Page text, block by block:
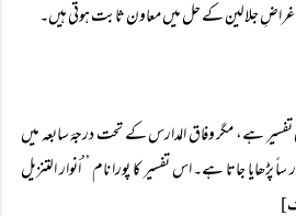
جلالین کے حل میں معاون ثابت ہوتی ہیں۔
ہے، مگر وفاق المدارس کے تحت درجۂ سابعہ میں
جاتا ہے۔ اس تفسیر کا پورا نام ’’أنوار التنزيل